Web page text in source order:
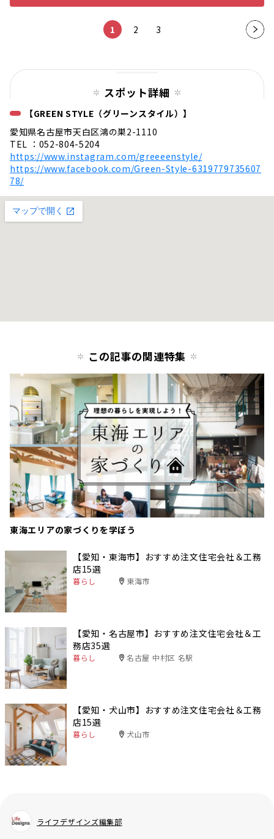
1 2 3
次の
スポット詳細
【GREEN STYLE（グリーンスタイル）】
愛知県名古屋市天白区鴻の巣2-1110
TEL ：052-804-5204
https://www.instagram.com/greeeenstyle/
https://www.facebook.com/Green-Style-6319779735607
78/
この記事の関連特集
東海エリアの家づくりを学ぼう
【愛知・東海市】おすすめ注文住宅会社＆工務
店15選
暮らし 東海市
【愛知・名古屋市】おすすめ注文住宅会社＆工
務店35選
暮らし 名古屋 中村区 名駅
【愛知・犬山市】おすすめ注文住宅会社＆工務
店15選
暮らし 犬山市
ライフデザインズ編集部